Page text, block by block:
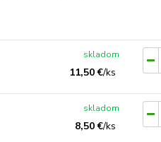
11,50 €/ks
skladom
8,50 €/ks
skladom